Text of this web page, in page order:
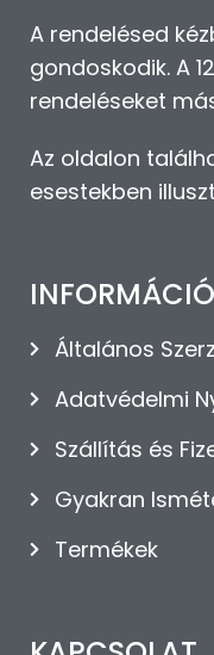
A rendelésed
gondoskodik. A
rendeléseket
Az oldalon
esestekben
Általános
Adatvédelmi
Szállítás és
Gyakran
Termékek